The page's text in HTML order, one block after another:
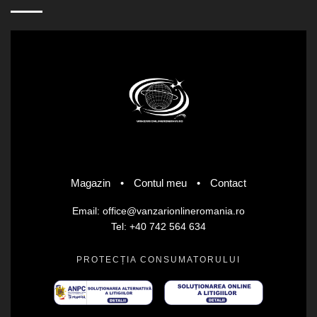
Magazin • Contul meu • Contact
Email: office@vanzarionlineromania.ro
Tel: +40 742 564 634
PROTECȚIA CONSUMATORULUI